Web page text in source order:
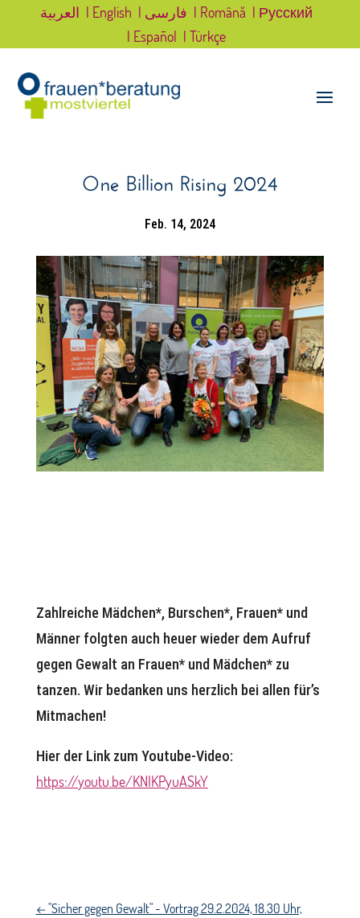
العربية | English | فارسی | Română | Русский
| Español | Türkçe
One Billion Rising 2024
Feb. 14, 2024
Zahlreiche Mädchen*, Burschen*, Frauen* und
Männer folgten auch heuer wieder dem Aufruf
gegen Gewalt an Frauen* und Mädchen* zu
tanzen. Wir bedanken uns herzlich bei allen für’s
Mitmachen!
Hier der Link zum Youtube-Video:
https://youtu.be/KNIKPyuASkY
← "Sicher gegen Gewalt" - Vortrag 29.2.2024, 18.30 Uhr,